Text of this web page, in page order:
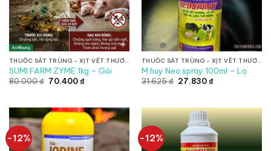
THUỐC SÁT TRÙNG - XỊT VẾT THƯƠNG
SUMI FARM ZYME 1kg – Gói
80.000₫ Giá
70.400₫Giá
70.400 ₫.
THUỐC SÁT TRÙNG - XỊT VẾT THƯƠNG
M.huy Neo spray 100ml – Lọ
31.625₫ Giá
27.830₫Giá
27.830 ₫.
-12% -12%